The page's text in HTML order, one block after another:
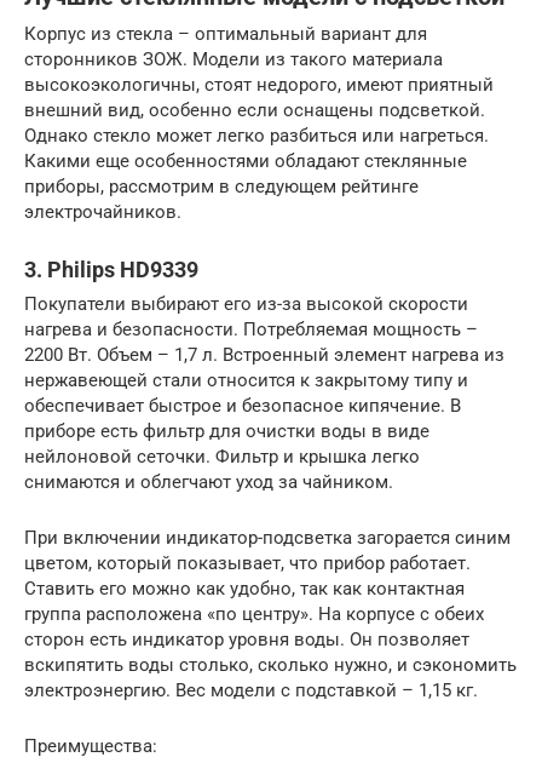
Корпус из стекла – оптимальный вариант для
сторонников ЗОЖ. Модели из такого материала
высокоэкологичны, стоят недорого, имеют приятный
внешний вид, особенно если оснащены подсветкой.
Однако стекло может легко разбиться или нагреться.
Какими еще особенностями обладают стеклянные
приборы, рассмотрим в следующем рейтинге
электрочайников.
3. Philips HD9339
Покупатели выбирают его из-за высокой скорости
нагрева и безопасности. Потребляемая мощность –
2200 Вт. Объем – 1,7 л. Встроенный элемент нагрева из
нержавеющей стали относится к закрытому типу и
обеспечивает быстрое и безопасное кипячение. В
приборе есть фильтр для очистки воды в виде
нейлоновой сеточки. Фильтр и крышка легко
снимаются и облегчают уход за чайником.
При включении индикатор-подсветка загорается синим
цветом, который показывает, что прибор работает.
Ставить его можно как удобно, так как контактная
группа расположена «по центру». На корпусе с обеих
сторон есть индикатор уровня воды. Он позволяет
вскипятить воды столько, сколько нужно, и сэкономить
электроэнергию. Вес модели с подставкой – 1,15 кг.
Преимущества: